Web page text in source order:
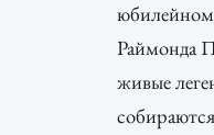
юбилейном
Раймонда
живые